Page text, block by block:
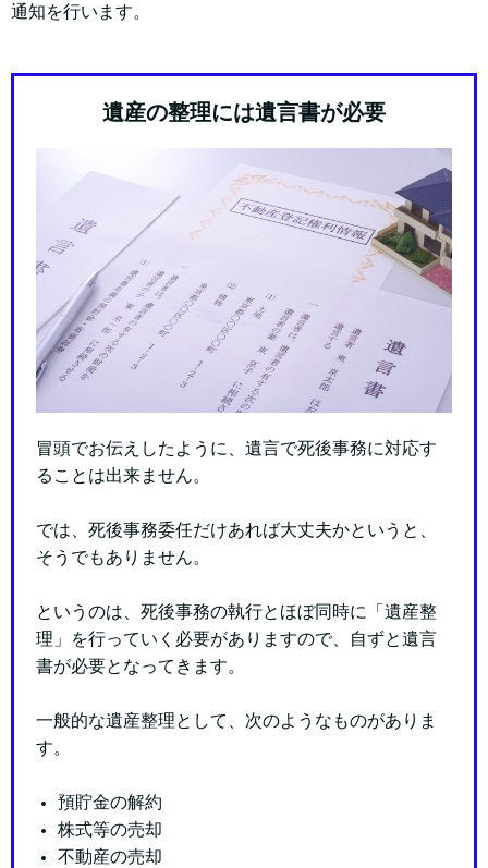
通知を行います。
遺産の整理には遺言書が必要
冒頭でお伝えしたように、遺言で死後事務に対応す
ることは出来ません。
では、死後事務委任だけあれば大丈夫かというと、
そうでもありません。
というのは、死後事務の執行とほぼ同時に「遺産整
理」を行っていく必要がありますので、自ずと遺言
書が必要となってきます。
一般的な遺産整理として、次のようなものがありま
す。
預貯金の解約
株式等の売却
不動産の売却